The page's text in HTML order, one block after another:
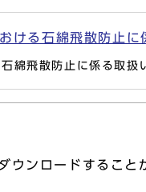
ける石綿飛散防止
綿飛散防止に係る取扱
ウンロードすること